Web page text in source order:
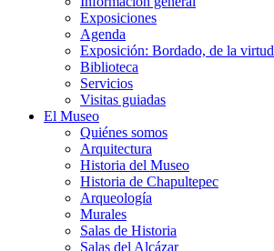
Exposiciones
Agenda
Exposición: Bordado, de la virtud
Biblioteca
Servicios
Visitas guiadas
El Museo
Quiénes somos
Arquitectura
Historia del Museo
Historia de Chapultepec
Arqueología
Murales
Salas de Historia
Salas del Alcázar